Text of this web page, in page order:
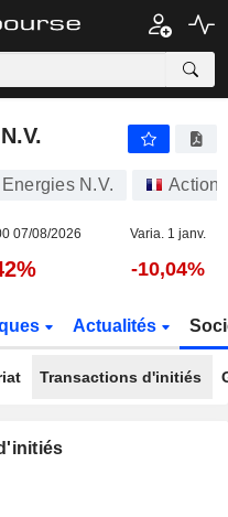
N.V. Actions
07/08/2026 Varia. 1 janv.
-10,04%
Actualités
Transactions d'initiés